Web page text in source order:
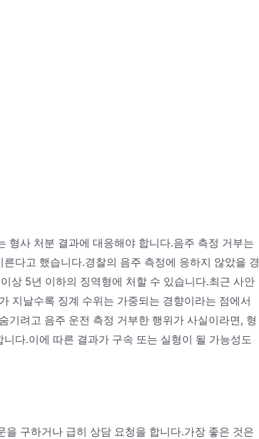
형사 처분 결과에 대응해야 합니다.음주 측정 거부는
다고 했습니다.경찰의 음주 측정에 응하지 않았을 경
상 5년 이하의 징역형에 처할 수 있습니다.최근 사안
지날수록 징계 수위는 가중되는 경향이라는 점에서
기려고 음주 운전 측정 거부한 행위가 사실이라면, 형
다.이에 따른 결과가 구속 또는 실형이 될 가능성도
구하거나 급히 상담 요청을 합니다.가장 좋은 것은